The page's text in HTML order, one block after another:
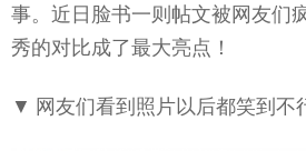
事。近日脸书一则帖文被网友们
秀的对比成了最大亮点！
▼ 网友们看到照片以后都笑到不